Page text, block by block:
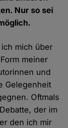
Nur so sei
mich über
meiner
und
Gelegenheit
Oftmals
der im
den ich mir